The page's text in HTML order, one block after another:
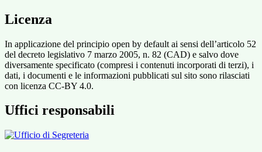
Licenza
In applicazione del principio open by default ai sensi dell’articolo 52
del decreto legislativo 7 marzo 2005, n. 82 (CAD) e salvo dove
diversamente specificato (compresi i contenuti incorporati di terzi), i
dati, i documenti e le informazioni pubblicati sul sito sono rilasciati
con licenza CC-BY 4.0.
Uffici responsabili